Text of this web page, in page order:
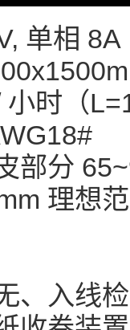
单相 8A
时（
部分
理想
、入线